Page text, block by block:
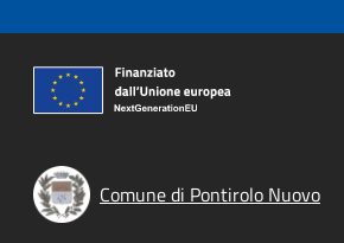
Comune di Pontirolo Nuovo